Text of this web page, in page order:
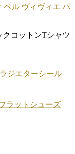
ル ヴィヴィエ パ
コットンTシャツ
ジエターシール
ラットシューズ